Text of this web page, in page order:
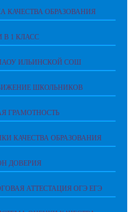
КАЧЕСТВА ОБРАЗОВАНИЯ
В 1 КЛАСС
ИЛЬИНСКОЙ СОШ
ШКОЛЬНИКОВ
ГРАМОТНОСТЬ
КАЧЕСТВА ОБРАЗОВАНИЯ
ДОВЕРИЯ
АТТЕСТАЦИЯ ОГЭ ЕГЭ